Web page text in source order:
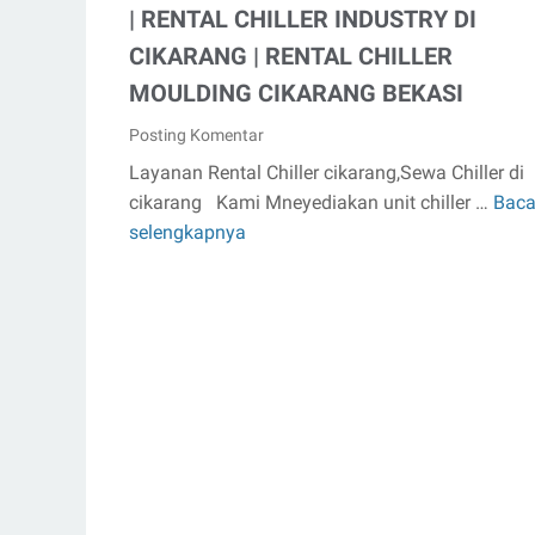
| RENTAL CHILLER INDUSTRY DI
CIKARANG | RENTAL CHILLER
MOULDING CIKARANG BEKASI
Posting Komentar
Layanan Rental Chiller cikarang,Sewa Chiller di
cikarang Kami Mneyediakan unit chiller … Baca
selengkapnya
RENTAL